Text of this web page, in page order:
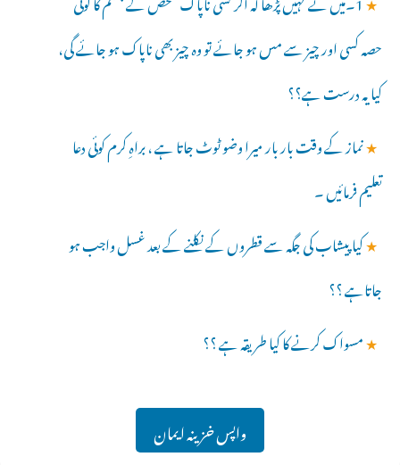
حصہ کسی اور چیز سے مس ہو جائے تو وہ چیز بھی ناپاک ہو جائے گی،
کیا یہ درست ہے؟؟
★نماز کے وقت بار بار میرا وضو ٹوٹ جاتا ہے ، براہِ کرم کوئی دعا
تعلیم فرمائیں ۔
★کیا پیشاب کی جگہ سے قطروں کے نکلنے کے بعد غسل واجب ہو
جاتاہے ؟؟
★مسواک کرنے کا کیا طریقہ ہے ؟؟
واپس خزینہ ایمان